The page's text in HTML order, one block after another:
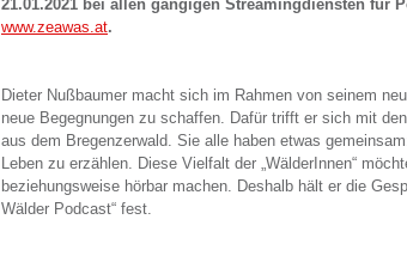
21.01.2021 bei allen gängigen Streamingdiensten für
www.zeawas.at.
Dieter Nußbaumer macht sich im Rahmen von seinem
neue Begegnungen zu schaffen. Dafür trifft er sich mit
aus dem Bregenzerwald. Sie alle haben etwas
Leben zu erzählen. Diese Vielfalt der „WälderInnen“
beziehungsweise hörbar machen. Deshalb hält er die
Wälder Podcast“ fest.